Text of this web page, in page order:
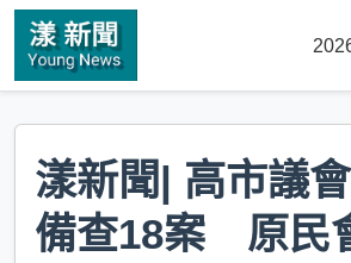
漾新聞| 高市議
備查18案 原民